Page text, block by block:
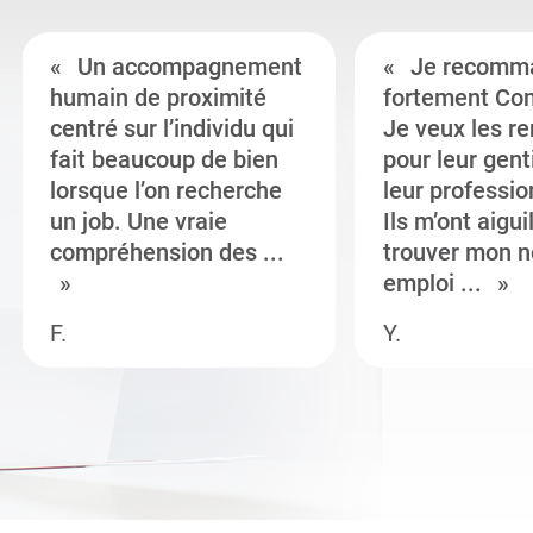
Un accompagnement
humain de proximité
centré sur l’individu qui
fait beaucoup de bien
lorsque l’on recherche
un job. Une vraie
compréhension des ...
F.
Je
fortement
Je veux les
pour leur
leur
Ils m’ont
trouver mon
emploi ...
Y.